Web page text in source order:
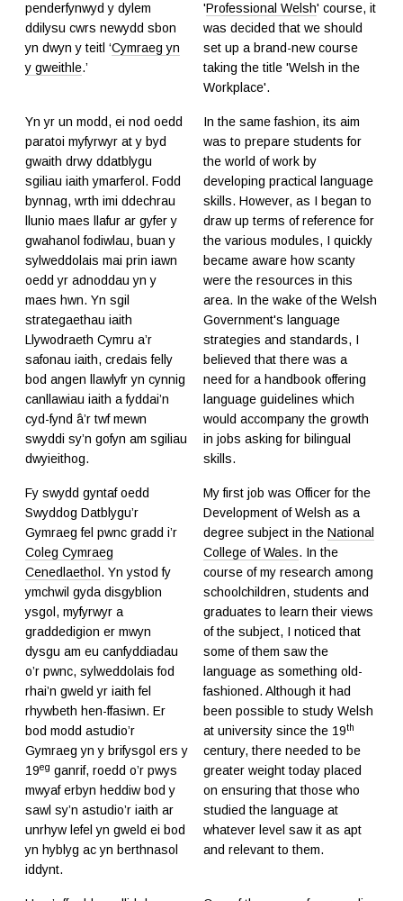
penderfynwyd y dylem
ddilysu cwrs newydd sbon
yn dwyn y teitl ‘Cymraeg yn
y gweithle.’
'Professional Welsh' course, it
was decided that we should
set up a brand-new course
taking the title 'Welsh in the
Workplace'.
Yn yr un modd, ei nod oedd
paratoi myfyrwyr at y byd
gwaith drwy ddatblygu
sgiliau iaith ymarferol. Fodd
bynnag, wrth imi ddechrau
llunio maes llafur ar gyfer y
gwahanol fodiwlau, buan y
sylweddolais mai prin iawn
oedd yr adnoddau yn y
maes hwn. Yn sgil
strategaethau iaith
Llywodraeth Cymru a’r
safonau iaith, credais felly
bod angen llawlyfr yn cynnig
canllawiau iaith a fyddai’n
cyd-fynd â’r twf mewn
swyddi sy’n gofyn am sgiliau
dwyieithog.
In the same fashion, its aim
was to prepare students for
the world of work by
developing practical language
skills. However, as I began to
draw up terms of reference for
the various modules, I quickly
became aware how scanty
were the resources in this
area. In the wake of the Welsh
Government's language
strategies and standards, I
believed that there was a
need for a handbook offering
language guidelines which
would accompany the growth
in jobs asking for bilingual
skills.
Fy swydd gyntaf oedd
Swyddog Datblygu’r
Gymraeg fel pwnc gradd i’r
Coleg Cymraeg
Cenedlaethol . Yn ystod fy
ymchwil gyda disgyblion
ysgol, myfyrwyr a
graddedigion er mwyn
dysgu am eu canfyddiadau
o’r pwnc, sylweddolais fod
rhai’n gweld yr iaith fel
rhywbeth hen-ffasiwn. Er
bod modd astudio’r
Gymraeg yn y brifysgol ers y
19eg ganrif, roedd o’r pwys
mwyaf erbyn heddiw bod y
sawl sy’n astudio’r iaith ar
unrhyw lefel yn gweld ei bod
yn hyblyg ac yn berthnasol
iddynt.
My first job was Officer for the
Development of Welsh as a
degree subject in the National
College of Wales. In the
course of my research among
schoolchildren, students and
graduates to learn their views
of the subject, I noticed that
some of them saw the
language as something old-
fashioned. Although it had
been possible to study Welsh
at university since the 19th
century, there needed to be
greater weight today placed
on ensuring that those who
studied the language at
whatever level saw it as apt
and relevant to them.